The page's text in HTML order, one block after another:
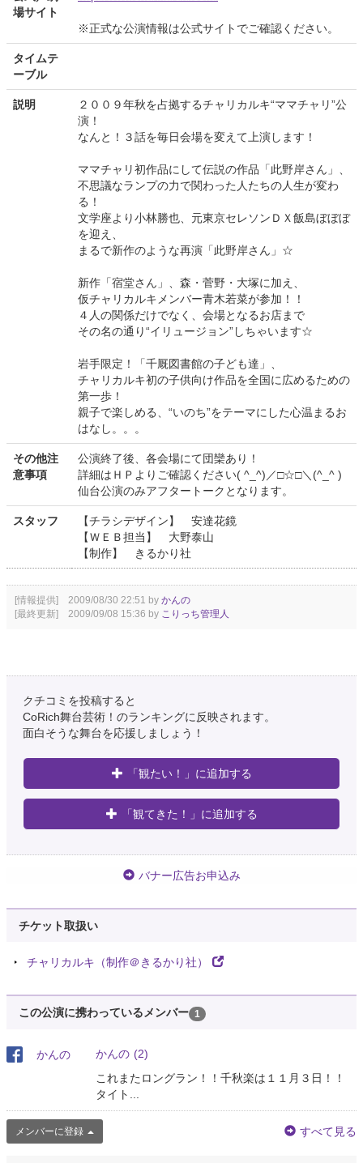
場サイト
※正式な公演情報は公式サイトでご確認ください。
タイムテ
ーブル
説明
２００９年秋を占拠するチャリカルキ“ママチャリ”公
演！
なんと！３話を毎日会場を変えて上演します！
ママチャリ初作品にして伝説の作品「此野岸さん」、
不思議なランプの力で関わった人たちの人生が変わ
る！
文学座より小林勝也、元東京セレソンＤＸ飯島ぼぼぼ
を迎え、
まるで新作のような再演「此野岸さん」☆
新作「宿堂さん」、森・菅野・大塚に加え、
仮チャリカルキメンバー青木若菜が参加！！
４人の関係だけでなく、会場となるお店まで
その名の通り“イリュージョン”しちゃいます☆
岩手限定！「千厩図書館の子ども達」、
チャリカルキ初の子供向け作品を全国に広めるための
第一歩！
親子で楽しめる、“いのち”をテーマにした心温まるお
はなし。。。
その他注
意事項
公演終了後、各会場にて団欒あり！
詳細はＨＰよりご確認ください( ^_^)／□☆□＼(^_^ )
仙台公演のみアフタートークとなります。
スタッフ
【チラシデザイン】 安達花鏡
【ＷＥＢ担当】 大野泰山
【制作】 きるかり社
[情報提供] 2009/08/30 22:51 by かんの
[最終更新] 2009/09/08 15:36 by こりっち管理人
クチコミを投稿すると
CoRich舞台芸術！のランキングに反映されます。
面白そうな舞台を応援しましょう！
「観たい！」に追加する
「観てきた！」に追加する
バナー広告お申込み
チケット取扱い
チャリカルキ（制作＠きるかり社）
この公演に携わっているメンバー 1
かんの (2)
これまたロングラン！！千秋楽は１１月３日！！
タイト...
メンバーに登録 すべて見る